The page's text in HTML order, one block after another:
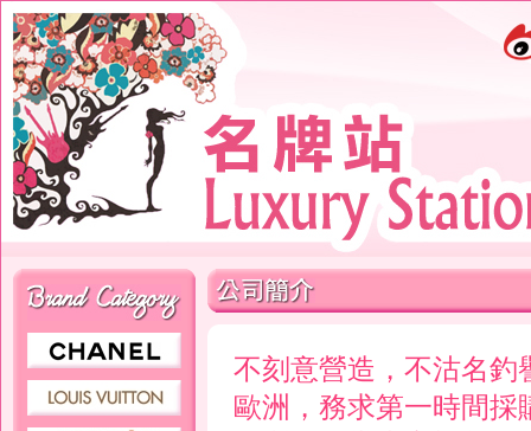
不刻意營造，不沽名釣
歐洲，務求第一時間採